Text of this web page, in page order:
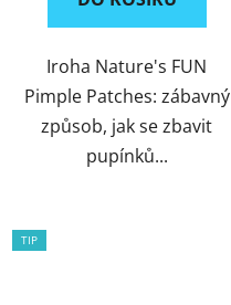
Iroha Nature's FUN
Pimple Patches: zábavný
způsob, jak se zbavit
pupínků...
TIP